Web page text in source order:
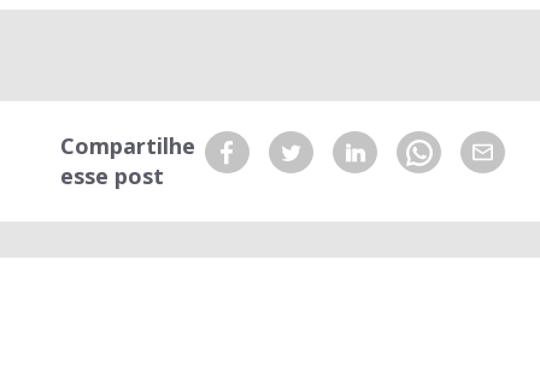
Compartilhe
esse post